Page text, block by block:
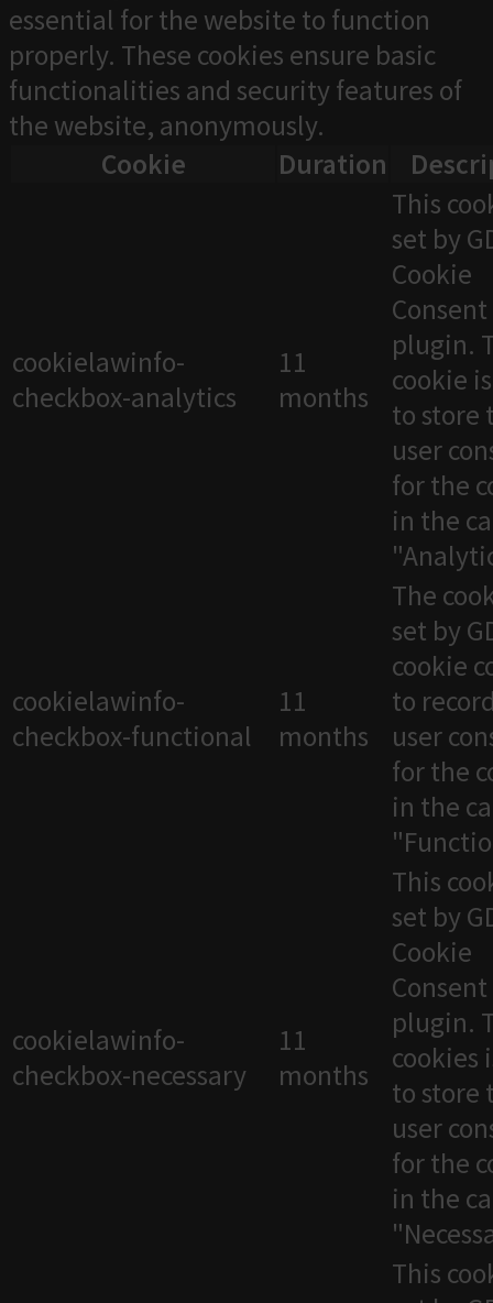
essential for the website to function
properly. These cookies ensure basic
functionalities and security features of
the website, anonymously.
Cookie
Duration
cookielawinfo-
checkbox-analytics
11
months
This
set by
Cookie
Consent
plugin.
cookie
to store
user
for the
in the
cookielawinfo-
checkbox-functional
11
months
The
set by
cookie
to
user
for the
in the
cookielawinfo-
checkbox-necessary
11
months
This
set by
Cookie
Consent
plugin.
cookies
to store
user
for the
in the
This